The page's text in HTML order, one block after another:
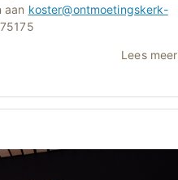
aan koster@ontmoetingskerk-
Lees